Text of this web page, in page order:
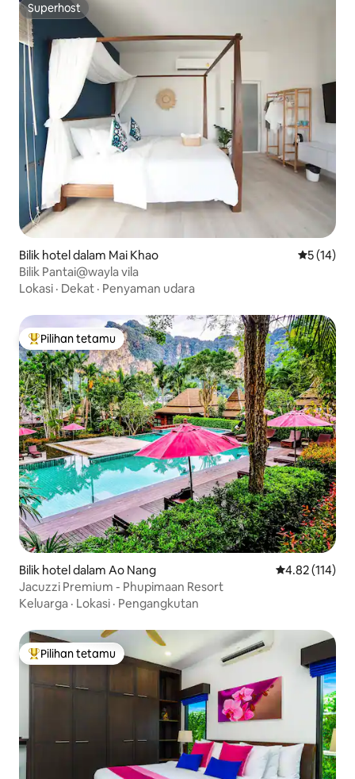
Superhost
Superhost
Bilik hotel dalam Mai Khao
5 (14)
Bilik Pantai@wayla vila
Lokasi · Dekat · Penyaman udara
Pilihan utama tetamu
Pilihan tetamu
Bilik hotel dalam Ao Nang Penarafan
4.82 (114)
Jacuzzi Premium - Phupimaan Resort
Keluarga · Lokasi · Pengangkutan
Pilihan utama tetamu
Pilihan tetamu